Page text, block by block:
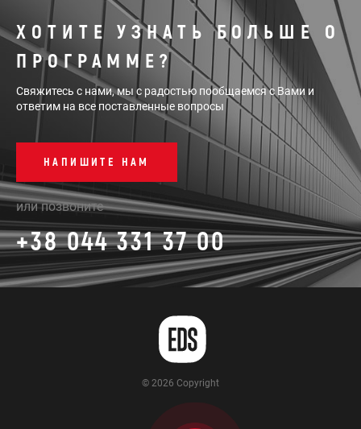
ХОТИТЕ УЗНАТЬ БОЛЬШЕ О
ПРОГРАММЕ?
Свяжитесь с нами, мы с радостью пообщаемся с Вами и
ответим на все поставленные вопросы
НАПИШИТЕ НАМ
или позвоните
+38 044 331 37 00
© 2026 Copyright